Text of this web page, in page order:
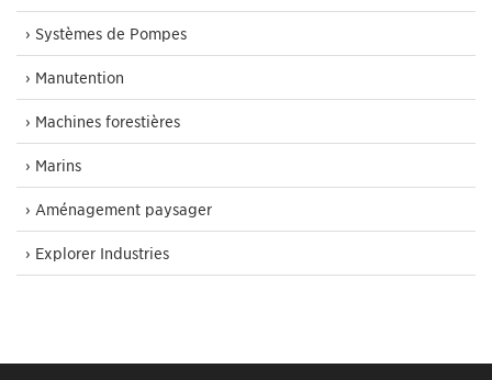
› Systèmes de Pompes
› Manutention
› Machines forestières
› Marins
› Aménagement paysager
› Explorer Industries